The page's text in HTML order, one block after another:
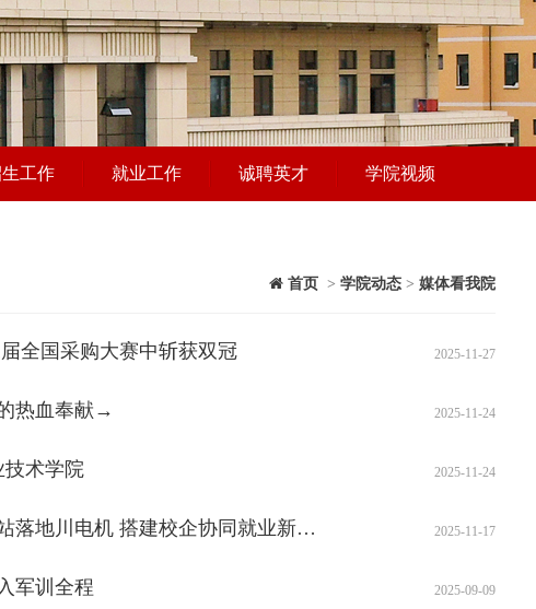
工作 就业工作 诚聘英才 学院视频
首页 > 学院动态 > 媒体看我院
全国采购大赛中斩获双冠 2025-11-27
热血奉献→ 2025-11-24
技术学院 2025-11-24
【四川职教网】校地共建强就业！绵阳市就业创业指导服务站落地川电机 搭建校企协同就业新桥梁 2025-11-17
军训全程 2025-09-09